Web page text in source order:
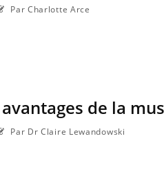
Par Charlotte Arce
de la
Par Dr Claire Lewandowski